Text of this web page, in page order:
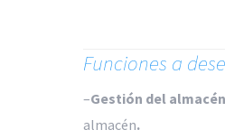
Funciones a
–Gestión del
almacén.